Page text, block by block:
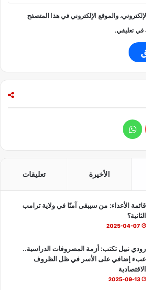
والموقع الإلكتروني في هذا المتصفح
في تعليقي.
T
u
e
ا
ا
ب
الأخيرة تعليقات
قائمة الأعداء: من سيبقى آمنًا في ولاية ترامب
الثانية؟
2025-04-07
رودي نبيل تكتب: أزمة المصروفات الدراسية..
عبء إضافي على الأسر في ظل الظروف
الاقتصادية
2025-09-13